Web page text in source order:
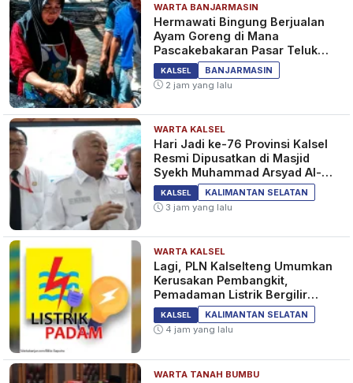
WARTA BANJARMASIN
Hermawati Bingung Berjualan
Ayam Goreng di Mana
Pascakebakaran Pasar Teluk
Dalam Banjarmasin
KALSEL
BANJARMASIN
2 jam yang lalu
WARTA KALSEL
Hari Jadi ke-76 Provinsi Kalsel
Resmi Dipusatkan di Masjid
Syekh Muhammad Arsyad Al-
Banjari
KALSEL
KALIMANTAN SELATAN
3 jam yang lalu
WARTA KALSEL
Lagi, PLN Kalselteng Umumkan
Kerusakan Pembangkit,
Pemadaman Listrik Bergilir
Diperpanjang?
KALSEL
KALIMANTAN SELATAN
4 jam yang lalu
WARTA TANAH BUMBU